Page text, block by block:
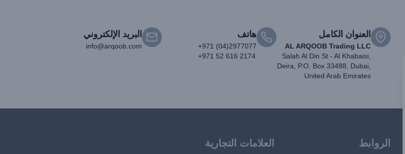
العنوان الكامل
AL ARQOOB Trading LLC
Salah Al Din St - Al Khabaisi,
Deira, P.O. Box 33488, Dubai,
United Arab Emirates
هاتف
+971 (04)2977077
+971 52 616 2174
البريد الإلكتروني
info@arqoob.com
الروابط العلامات التجارية